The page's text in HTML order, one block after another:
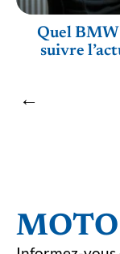
Quel
suivre
MOTO